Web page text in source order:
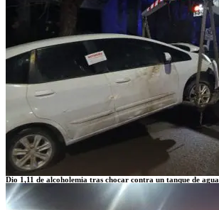
Dio 1,11 de alcoholemia tras chocar contra un tanque de agua